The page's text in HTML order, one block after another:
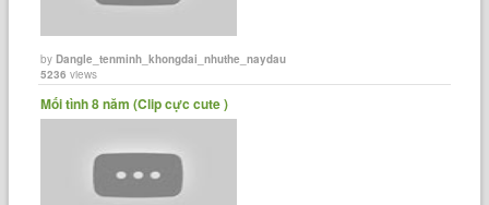
byDangle_tenminh_khongdai_nhuthe_naydau
5236 views
Mối tình 8 năm (Clip cực cute )